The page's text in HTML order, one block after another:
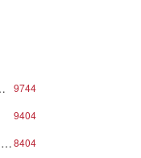
9744
9404
8404